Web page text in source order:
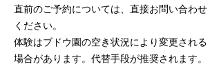
直前のご予約については、直接お問い合わせ
ください。
体験はブドウ園の空き状況により変更される
場合があります。代替手段が推奨されます。